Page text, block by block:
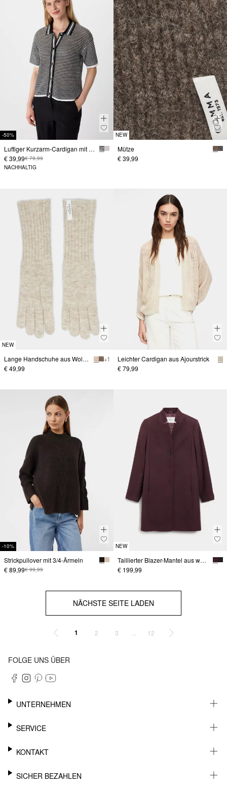
-50%
Luftiger Kurzarm-Cardigan mit Polokragen
€ 39,99€ 79,99
NACHHALTIG
NEW
Mütze
€ 39,99
NEW
Lange Handschuhe aus Woll-Alpakamix
+ 1
€ 49,99
Leichter Cardigan aus Ajourstrick
€ 79,99
-10%
Strickpullover mit 3/4-Ärmeln
€ 89,99€ 99,99
NEW
Taillierter Blazer-Mantel aus weichem Viskosemix
€ 199,99
NÄCHSTE SEITE LADEN
1 2 3 12
FOLGE UNS ÜBER
UNTERNEHMEN
KARRIERE
SERVICE
NEWSLETTER
MEIN KONTO
KONTAKT
SUPPORT
SICHER BEZAHLEN